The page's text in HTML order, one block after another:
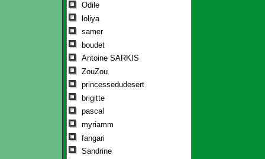
Odile
loliya
samer
boudet
Antoine SARKIS
ZouZou
princessedudesert
brigitte
pascal
myriamm
fangari
Sandrine